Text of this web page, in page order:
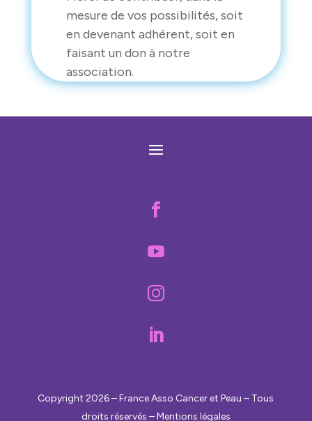
mesure de vos possibilités, soit
en devenant adhérent, soit en
faisant un don à notre
association.




Copyright 2026 – France Asso Cancer et Peau – Tous
droits réservés – Mentions légales